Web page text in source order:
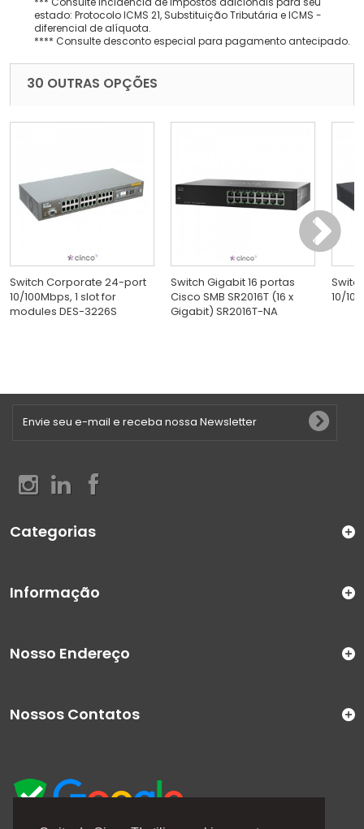
estado: Protocolo ICMS 21, Substituição Tributária e ICMS -
diferencial de alíquota.
**** Consulte desconto especial para pagamento antecipado.
30 OUTRAS OPÇÕES
Switch Corporate 24-port
10/100Mbps, 1 slot for
modules DES-3226S
Switch Gigabit 16 portas
Cisco SMB SR2016T (16 x
Gigabit) SR2016T-NA
10/
Categorias
Informação
Nosso Endereço
Nossos Contatos